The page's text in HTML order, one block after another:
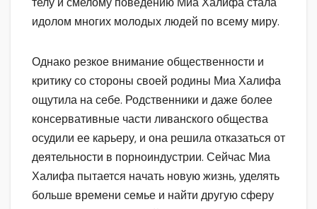
идолом многих молодых людей по всему миру.
Однако резкое внимание общественности и
критику со стороны своей родины Миа Халифа
ощутила на себе. Родственники и даже более
консервативные части ливанского общества
осудили ее карьеру, и она решила отказаться от
деятельности в порноиндустрии. Сейчас Миа
Халифа пытается начать новую жизнь, уделять
больше времени семье и найти другую сферу